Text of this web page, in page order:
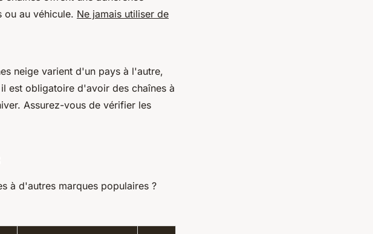
ou au véhicule. Ne jamais utiliser de
neige varient d'un pays à l'autre,
est obligatoire d'avoir des chaînes à
Assurez-vous de vérifier les
à d'autres marques populaires ?